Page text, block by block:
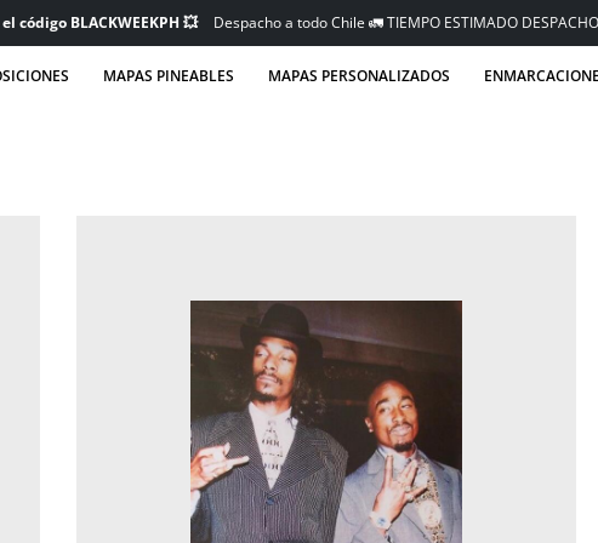
código BLACKWEEKPH 💥 Despacho a todo Chile 🚛 TIEMPO ESTIMADO
MAPAS PINEABLES MAPAS PERSONALIZADOS